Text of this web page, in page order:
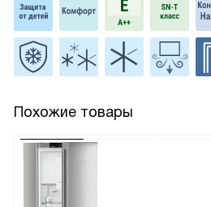
Похожие товары